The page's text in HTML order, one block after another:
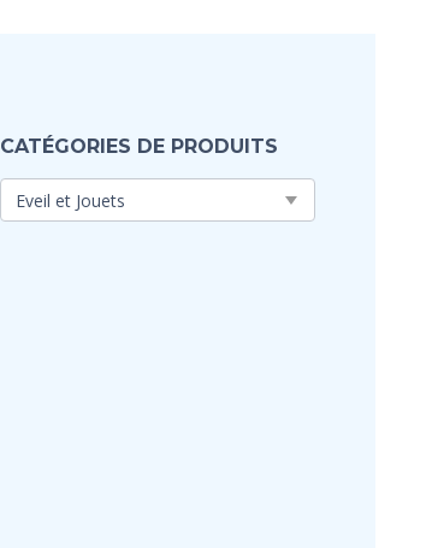
CATÉGORIES DE PRODUITS